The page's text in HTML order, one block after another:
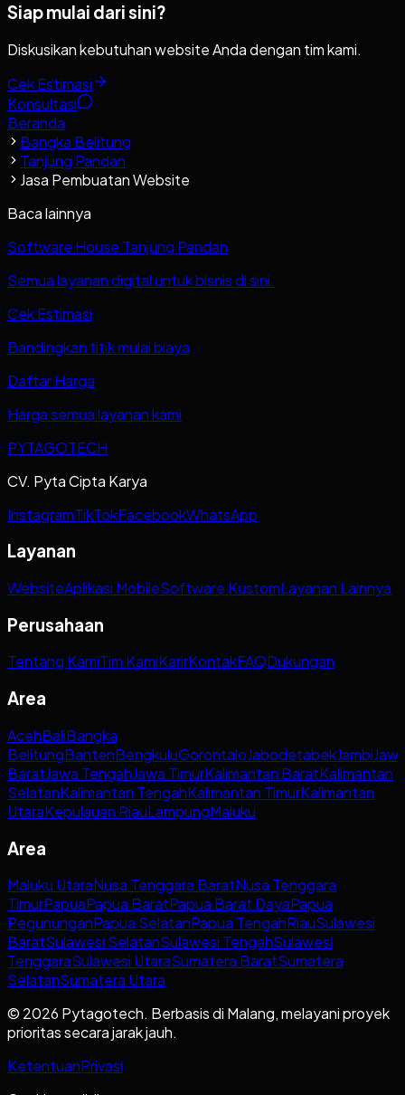
Siap mulai dari sini?
Diskusikan kebutuhan website Anda dengan tim kami.
Cek Estimasi
Konsultasi
Beranda
Bangka Belitung
Tanjung Pandan
Jasa Pembuatan Website
Baca lainnya
Software House Tanjung Pandan
Semua layanan digital untuk bisnis di sini.
Cek Estimasi
Bandingkan titik mulai biaya
Daftar Harga
Harga semua layanan kami
PYTAGOTECH
CV. Pyta Cipta Karya
InstagramTikTokFacebookWhatsApp
Layanan
WebsiteAplikasi MobileSoftware KustomLayanan Lainnya
Perusahaan
Tentang KamiTim KamiKarirKontakFAQDukungan
Area
AcehBaliBangka
BelitungBantenBengkuluGorontaloJabodetabekJambi
BaratJawa TengahJawa TimurKalimantan BaratKalimantan
SelatanKalimantan TengahKalimantan TimurKalimantan
UtaraKepulauan RiauLampungMaluku
Area
Maluku UtaraNusa Tenggara BaratNusa Tenggara
TimurPapuaPapua BaratPapua Barat DayaPapua
PegununganPapua SelatanPapua TengahRiauSulawesi
BaratSulawesi SelatanSulawesi TengahSulawesi
TenggaraSulawesi UtaraSumatera BaratSumatera
SelatanSumatera Utara
© 2026 Pytagotech. Berbasis di Malang, melayani proyek
prioritas secara jarak jauh.
KetentuanPrivasi